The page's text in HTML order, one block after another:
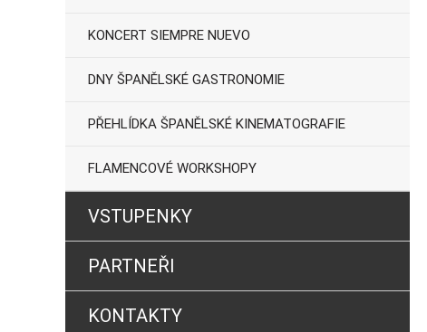
KONCERT SIEMPRE NUEVO
DNY ŠPANĚLSKÉ GASTRONOMIE
PŘEHLÍDKA ŠPANĚLSKÉ KINEMATOGRAFIE
FLAMENCOVÉ WORKSHOPY
VSTUPENKY
PARTNEŘI
KONTAKTY